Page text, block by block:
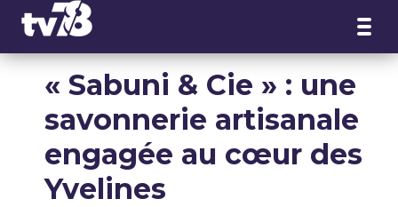
« Sabuni & Cie » : une
savonnerie artisanale
engagée au cœur des
Yvelines
Panneau de gestion des cookies